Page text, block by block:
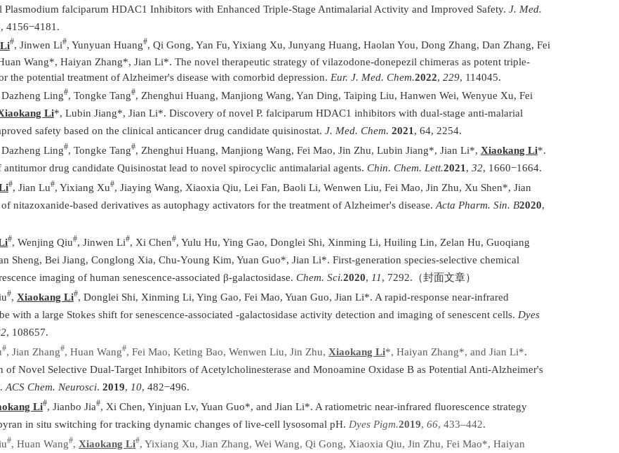
Plasmodium falciparum HDAC1 Inhibitors with Enhanced Triple-Stage Antimalarial Activity and Improved Safety. J. Med.
, 4156−4181.
#, Jinwen Li#, Yunyuan Huang#, Qi Gong, Yan Fu, Yixiang Xu, Junyang Huang, Haolan You, Dong Zhang, Dan Zhang, Fei
Wang*, Haiyan Zhang*, Jian Li*. The novel therapeutic strategy of vilazodone-donepezil chimeras as potent triple-
the potential treatment of Alzheimer's disease with comorbid depression. Eur. J. Med. Chem.2022, 229, 114045.
Dazheng Ling#, Tongke Tang#, Zhenghui Huang, Manjiong Wang, Yan Ding, Taiping Liu, Hanwen Wei, Wenyue Xu, Fei
Li*, Lubin Jiang*, Jian Li*. Discovery of novel P. falciparum HDAC1 inhibitors with dual-stage anti-malarial
safety based on the clinical anticancer drug candidate quisinostat. J. Med. Chem. 2021, 64, 2254.
Dazheng Ling#, Tongke Tang#, Zhenghui Huang, Manjiong Wang, Fei Mao, Jin Zhu, Lubin Jiang*, Jian Li*, Xiaokang Li*.
antitumor drug candidate Quisinostat lead to novel spirocyclic antimalarial agents. Chin. Chem. Lett.2021, 32, 1660−1664.
#, Jian Lu#, Yixiang Xu#, Jiaying Wang, Xiaoxia Qiu, Lei Fan, Baoli Li, Wenwen Liu, Fei Mao, Jin Zhu, Xu Shen*, Jian
nitazoxanide-based derivatives as autophagy activators for the treatment of Alzheimer's disease. Acta Pharm. Sin. B2020,
#, Wenjing Qiu#, Jinwen Li#, Xi Chen#, Yulu Hu, Ying Gao, Donglei Shi, Xinming Li, Huiling Lin, Zelan Hu, Guoqiang
Sheng, Bei Jiang, Conglong Xia, Chu-Young Kim, Yuan Guo*, Jian Li*. First-generation species-selective chemical
imaging of human senescence-associated β-galactosidase. Chem. Sci.2020, 11, 7292. （封面文章）
#, Xiaokang Li#, Donglei Shi, Xinming Li, Ying Gao, Fei Mao, Yuan Guo, Jian Li*. A rapid-response near-infrared
with a large Stokes shift for senescence-associated -galactosidase activity detection and imaging of senescent cells. Dyes
, 108657.
#, Jian Zhang#, Huan Wang#, Fei Mao, Keting Bao, Wenwen Liu, Jin Zhu, Xiaokang Li*, Haiyan Zhang*, and Jian Li*.
of Novel Selective Dual-Target Inhibitors of Acetylcholinesterase and Monoamine Oxidase B as Potential Anti-Alzheimer's
ACS Chem. Neurosci. 2019, 10, 482−496.
Li#, Jianbo Jia#, Xi Chen, Yinjuan Lv, Yuan Guo*, and Jian Li*. A ratiometric near-infrared fluorescence strategy
in situ switching for tracking dynamic changes of live-cell lysosomal pH. Dyes Pigm.2019, 66, 433–442.
#, Huan Wang#, Xiaokang Li#, Yixiang Xu, Jian Zhang, Wei Wang, Qi Gong, Xiaoxia Qiu, Jin Zhu, Fei Mao*, Haiyan